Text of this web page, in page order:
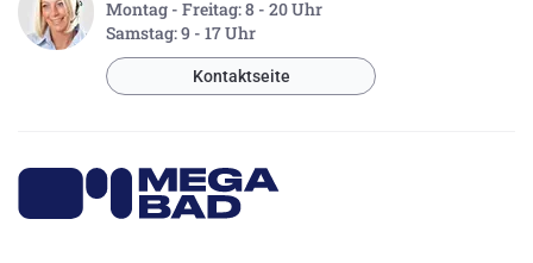
Montag - Freitag: 8 - 20 Uhr
Samstag: 9 - 17 Uhr
Kontaktseite